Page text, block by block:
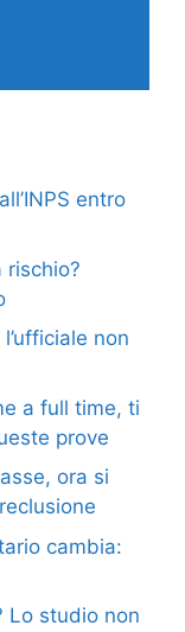
entro
rischio?
non
a full time, ti
prove
ora si
cambia:
Lo studio non